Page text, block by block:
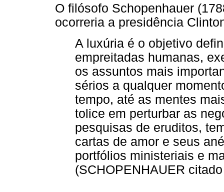
O filósofo Schopenhauer
ocorreria a presidência
A luxúria é o objetivo
empreitadas humanas,
os assuntos mais
sérios a qualquer
tempo, até as mentes
tolice em perturbar as
pesquisas de eruditos,
cartas de amor e seus
portfólios ministeriais e
(SCHOPENHAUER